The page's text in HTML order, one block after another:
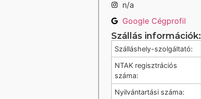
n/a
Google Cégprofil
Szállás információk:
Szálláshely-szolgáltató:
NTAK regisztrációs
száma:
Nyilvántartási száma: